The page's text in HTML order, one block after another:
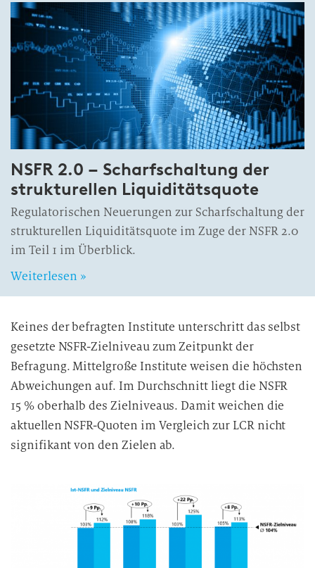
NSFR 2.0 – Scharfschaltung der
strukturellen Liquiditätsquote
Regulatorischen Neuerungen zur Scharfschaltung der
strukturellen Liquiditätsquote im Zuge der NSFR 2.0
im Teil 1 im Überblick.
Weiterlesen »
Keines der befragten Institute unterschritt das selbst
gesetzte NSFR-Zielniveau zum Zeitpunkt der
Befragung. Mittelgroße Institute weisen die höchsten
Abweichungen auf. Im Durchschnitt liegt die NSFR
15 % oberhalb des Zielniveaus. Damit weichen die
aktuellen NSFR-Quoten im Vergleich zur LCR nicht
signifikant von den Zielen ab.